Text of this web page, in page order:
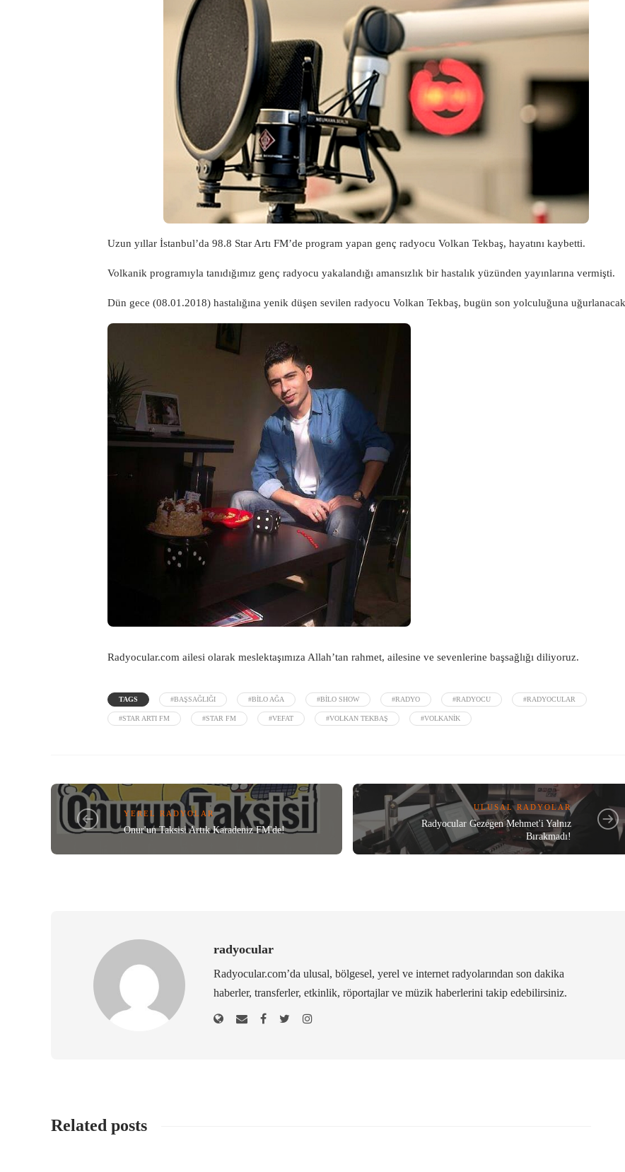
Uzun yıllar İstanbul’da 98.8 Star Artı FM’de program yapan genç radyocu Volkan Tekbaş, hayatını kaybetti.
Volkanik programıyla tanıdığımız genç radyocu yakalandığı amansızlık bir hastalık yüzünden yayınlarına vermişti.
Dün gece (08.01.2018) hastalığına yenik düşen sevilen radyocu Volkan Tekbaş, bugün son yolculuğuna
Radyocular.com ailesi olarak meslektaşımıza Allah’tan rahmet, ailesine ve sevenlerine başsağlığı diliyoruz.
TAGS #BAŞSAĞLIĞI #BILO AĞA #BILO SHOW #RADYO #RADYOCU #RADYOCULAR
#STAR ARTI FM #STAR FM #VEFAT #VOLKAN TEKBAŞ #VOLKANIK
YEREL RADYOLAR
Onur'un Taksisi Artık Karadeniz FM'de!
ULUSAL RADYOLAR
Radyocular Gezegen Mehmet'i Yalnız
Bırakmadı!
radyocular
Radyocular.com’da ulusal, bölgesel, yerel ve internet radyolarından son dakika
haberler, transferler, etkinlik, röportajlar ve müzik haberlerini takip edebilirsiniz.
Related posts